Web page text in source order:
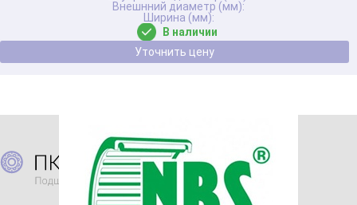
В наличии
Уточнить цену